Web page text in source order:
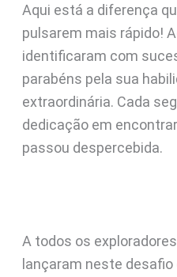
Aqui está a diferença
pulsarem mais rápido!
identificaram com
parabéns pela sua
extraordinária. Cada
dedicação em
passou despercebida.
A todos os
lançaram neste desafio